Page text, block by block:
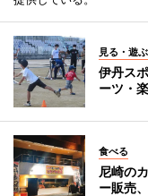
見る・遊ぶ
伊丹ス
ーツ・
食べる
尼崎の
ー販売